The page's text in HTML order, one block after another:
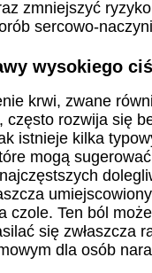
zmniejszyć
sercowo-
wysokiego
krwi, zwane
często rozwija się
istnieje kilka
mogą
czole. Ten ból
się zwłaszcza
dla osób